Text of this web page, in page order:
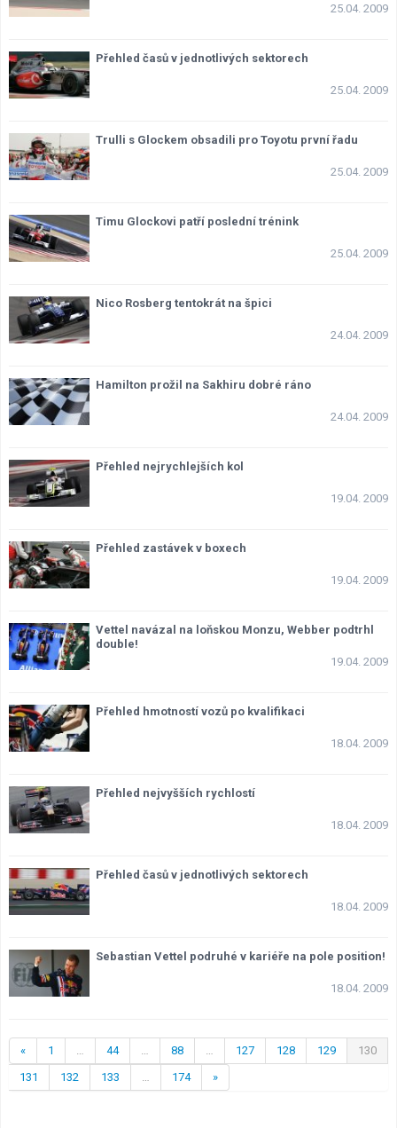
25.04. 2009
Přehled časů v jednotlivých sektorech
25.04. 2009
Trulli s Glockem obsadili pro Toyotu první řadu
25.04. 2009
Timu Glockovi patří poslední trénink
25.04. 2009
Nico Rosberg tentokrát na špici
24.04. 2009
Hamilton prožil na Sakhiru dobré ráno
24.04. 2009
Přehled nejrychlejších kol
19.04. 2009
Přehled zastávek v boxech
19.04. 2009
Vettel navázal na loňskou Monzu, Webber podtrhl
double!
19.04. 2009
Přehled hmotností vozů po kvalifikaci
18.04. 2009
Přehled nejvyšších rychlostí
18.04. 2009
Přehled časů v jednotlivých sektorech
18.04. 2009
Sebastian Vettel podruhé v kariéře na pole position!
18.04. 2009
« 1 … 44 … 88 … 127 128 129
130
131
132 133 … 174 »